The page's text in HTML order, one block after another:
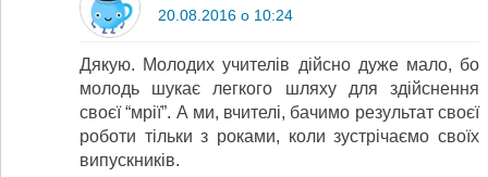
20.08.2016 о 10:24
Дякую. Молодих учителів дійсно дуже мало, бо
молодь шукає легкого шляху для здійснення
своєї “мрії”. А ми, вчителі, бачимо результат своєї
роботи тільки з роками, коли зустрічаємо своїх
випускників.